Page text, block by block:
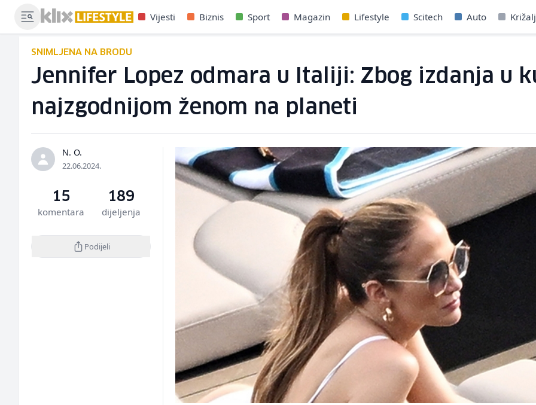
Vijesti Biznis Sport Magazin Lifestyle Scitech Auto
SNIMLJENA NA BRODU
Jennifer Lopez odmara u Italiji: Zbog izdanja u
najzgodnijom ženom na planeti
N. O.
22.06.2024.
15
komentara
189
dijeljenja
Podijeli